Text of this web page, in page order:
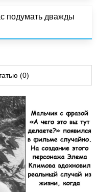
подумать дважды
(0)